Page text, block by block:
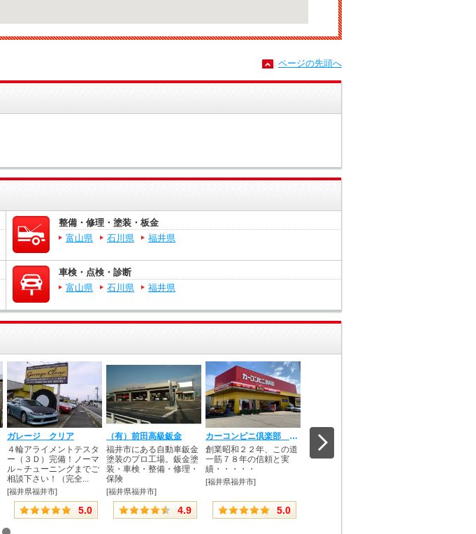
ページの先頭へ
整備・修理・塗装・板金
富山県
石川県 福井県
車検・点検・診断
富山県
石川県 福井県
ガレージ クリア
４輪アライメントテスタ
ー（３Ｄ）完備！ノーマ
ル～チューニングまでご
相談下さい！（完全...
[福井県福井市]
5.0
（有）前田高級鈑金
福井市にある自動車鈑金
塗装のプロ工場。鈑金塗
装・車検・整備・修理・
保険
[福井県福井市]
4.9
カーコンビニ倶楽部 Ｎ’ｓ ＣＡＰ 福井南店
創業昭和２２年、この道
一筋７８年の信頼と実
績・・・・・
[福井県福井市]
5.0
有限会社プラチナ
国産車・輸入車に問わ
ず、幅広い車種を取り扱